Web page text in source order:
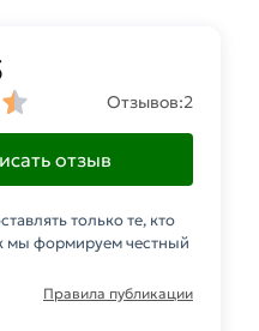
Отзывов:2
отзыв
только те, кто
мы формируем честный
Правила публикации